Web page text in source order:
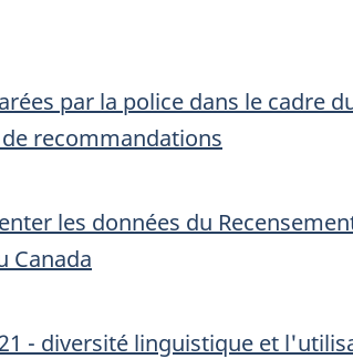
par la police dans le cadre
recommandations
les données du
Canada
- diversité linguistique et